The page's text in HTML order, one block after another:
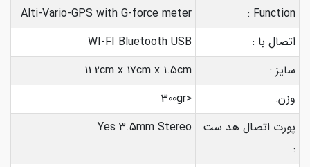
Function :
Alti-Vario-GPS with G-force meter
اتصال با :
WI-FI Bluetooth USB
سایز :
11.2cm x 17cm x 1.5cm
وزن:
<300gr
پورت اتصال هد ست
:
Yes 3.5mm Stereo